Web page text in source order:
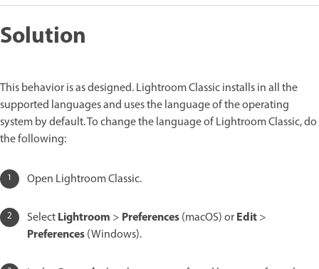
Solution
This behavior is as designed. Lightroom Classic installs in all the
supported languages and uses the language of the operating
system by default. To change the language of Lightroom Classic, do
the following:
Open Lightroom Classic.
SelectLightroom > Preferences(macOS) orEdit>
Preferences(Windows).